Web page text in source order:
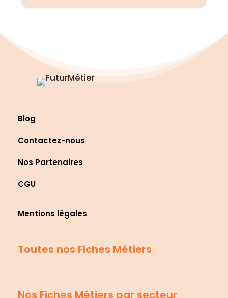
Blog
Contactez-nous
Nos Partenaires
CGU
Mentions légales
Toutes nos Fiches Métiers
Nos Fiches Métiers par secteur